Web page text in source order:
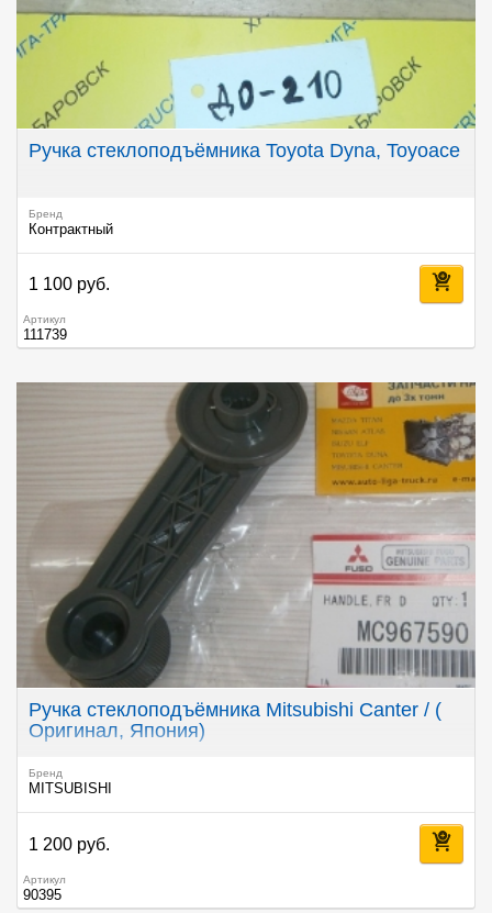
Ручка стеклоподъёмника Toyota Dyna, Toyoace
Бренд
Контрактный
1 100 руб.
Артикул
111739
Ручка стеклоподъёмника Mitsubishi Canter / (
Оригинал, Япония)
Бренд
MITSUBISHI
1 200 руб.
Артикул
90395